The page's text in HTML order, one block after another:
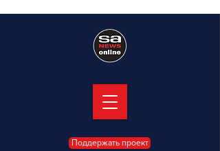
Поддержать проект